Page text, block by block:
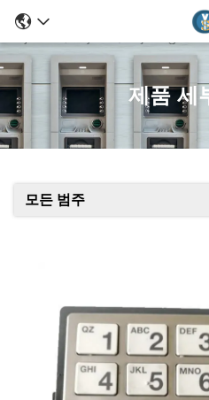
제품 세
모든 범주